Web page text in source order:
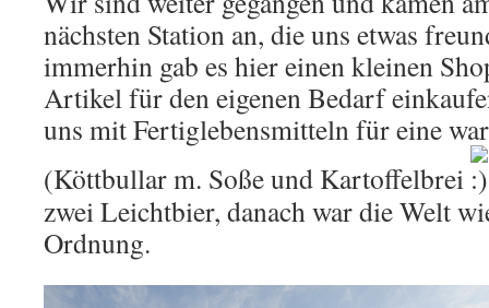
nächsten Station an, die uns etwas
immerhin gab es hier einen kleinen
Artikel für den eigenen Bedarf
uns mit Fertiglebensmitteln für eine
(Köttbullar m. Soße und Kartoffelbrei
zwei Leichtbier, danach war die Welt
Ordnung.